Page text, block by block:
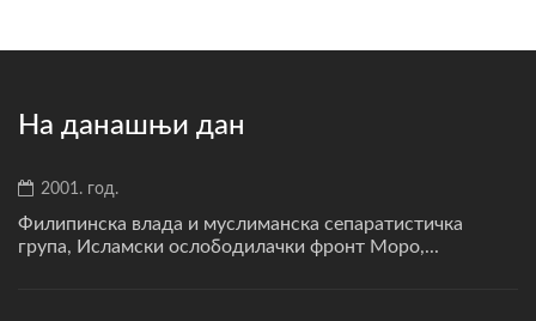
На данашњи дан
2001. год.
Филипинска влада и муслиманска сепаратистичка
група, Исламски ослободилачки фронт Моро,...